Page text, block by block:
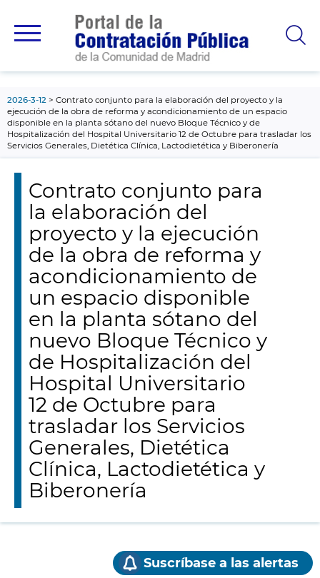
principal
2026-3-12
Contrato conjunto para la elaboración del proyecto y la
ejecución de la obra de reforma y acondicionamiento de un espacio
disponible en la planta sótano del nuevo Bloque Técnico y de
Hospitalización del Hospital Universitario 12 de Octubre para trasladar los
Servicios Generales, Dietética Clínica, Lactodietética y Biberonería
Contrato conjunto para
la elaboración del
proyecto y la ejecución
de la obra de reforma y
acondicionamiento de
un espacio disponible
en la planta sótano del
nuevo Bloque Técnico y
de Hospitalización del
Hospital Universitario
12 de Octubre para
trasladar los Servicios
Generales, Dietética
Clínica, Lactodietética y
Biberonería
Suscríbase a las alertas